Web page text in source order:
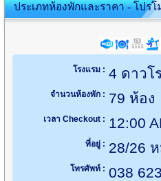
ประเภทห้องพักและราคา - โปร
โรงแรม : 4 ดาวโ
จำนวนห้องพัก : 79 ห้อง
เวลา Checkout : 12:00
ที่อยู่ : 28/26
โทรศัพท์ : 038